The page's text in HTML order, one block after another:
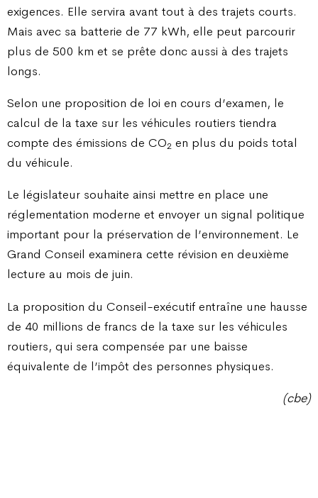
exigences. Elle servira avant tout à des trajets courts.
Mais avec sa batterie de 77 kWh, elle peut parcourir
plus de 500 km et se prête donc aussi à des trajets
longs.
Selon une proposition de loi en cours d’examen, le
calcul de la taxe sur les véhicules routiers tiendra
compte des émissions de CO2 en plus du poids total
du véhicule.
Le législateur souhaite ainsi mettre en place une
réglementation moderne et envoyer un signal politique
important pour la préservation de l’environnement. Le
Grand Conseil examinera cette révision en deuxième
lecture au mois de juin.
La proposition du Conseil-exécutif entraîne une hausse
de 40 millions de francs de la taxe sur les véhicules
routiers, qui sera compensée par une baisse
équivalente de l’impôt des personnes physiques.
(cbe)